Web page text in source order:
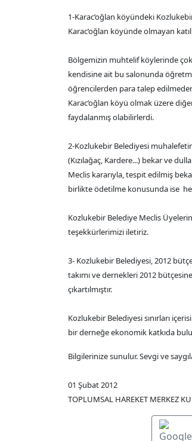
1-Karac’oğlan köyündeki
Karac’oğlan köyünde olmayan
Bölgemizin muhtelif köylerinde
kendisine ait bu salonunda
öğrencilerden para talep
Karac’oğlan köyü olmak üzere
faydalanmış olabilirlerdi.
2-Kozlukebir Belediyesi
(Kızılağaç, Kardere...) bekar ve
Meclis kararıyla, tespit edilmiş
birlikte ödetilme konusunda ise
Kozlukebir Belediye Meclis
teşekkürlerimizi iletiriz.
3- Kozlukebir Belediyesi, 2012
takımı ve dernekleri 2012
çıkartılmıştır.
Kozlukebir Belediyesi sınırları
bir derneğe ekonomik katkıda
Bilgilerinize sunulur. Sevgi ve
01 Şubat 2012
TOPLUMSAL HAREKET MERKEZ